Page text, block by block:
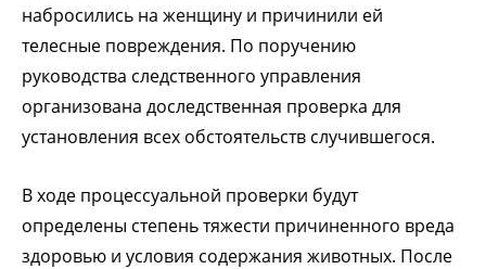
набросились на женщину и причинили ей
телесные повреждения. По поручению
руководства следственного управления
организована доследственная проверка для
установления всех обстоятельств случившегося.
В ходе процессуальной проверки будут
определены степень тяжести причиненного вреда
здоровью и условия содержания животных. После